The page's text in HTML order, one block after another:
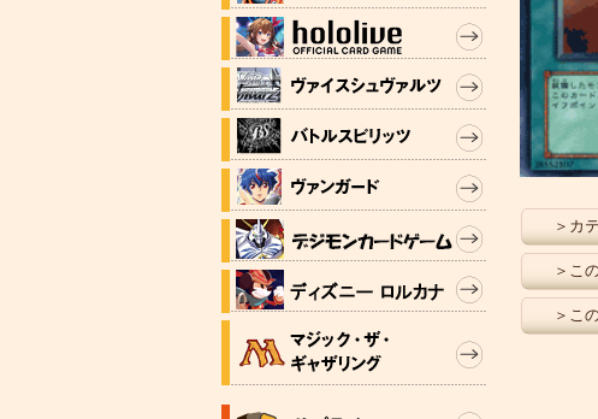
＞カ
＞こ
＞こ